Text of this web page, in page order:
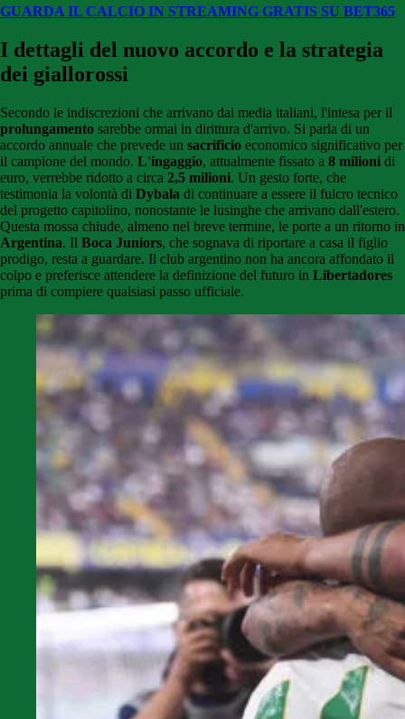
GUARDA IL CALCIO IN STREAMING GRATIS SU BET365
I dettagli del nuovo accordo e la strategia
dei giallorossi
Secondo le indiscrezioni che arrivano dai media italiani, l'intesa per il
prolungamento sarebbe ormai in dirittura d'arrivo. Si parla di un
accordo annuale che prevede un sacrificio economico significativo per
il campione del mondo. L'ingaggio, attualmente fissato a 8 milioni di
euro, verrebbe ridotto a circa 2,5 milioni. Un gesto forte, che
testimonia la volontà di Dybala di continuare a essere il fulcro tecnico
del progetto capitolino, nonostante le lusinghe che arrivano dall'estero.
Questa mossa chiude, almeno nel breve termine, le porte a un ritorno in
Argentina. Il Boca Juniors, che sognava di riportare a casa il figlio
prodigo, resta a guardare. Il club argentino non ha ancora affondato il
colpo e preferisce attendere la definizione del futuro in Libertadores
prima di compiere qualsiasi passo ufficiale.